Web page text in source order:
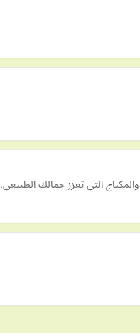
التي تعزز جمالك الطبيعي.